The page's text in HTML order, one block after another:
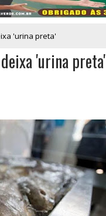
'urina preta'
'urina preta'